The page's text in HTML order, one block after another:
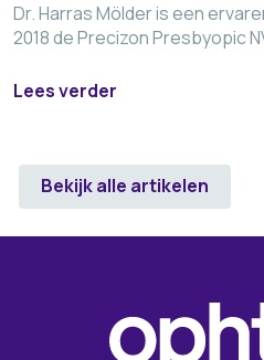
Dr. Harras Mölder is een
2018 de Precizon Presbyopic
Lees verder
Bekijk alle artikelen